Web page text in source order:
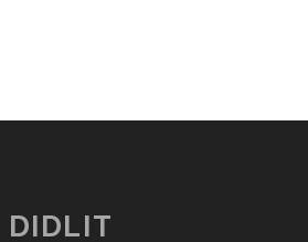
DIDLIT